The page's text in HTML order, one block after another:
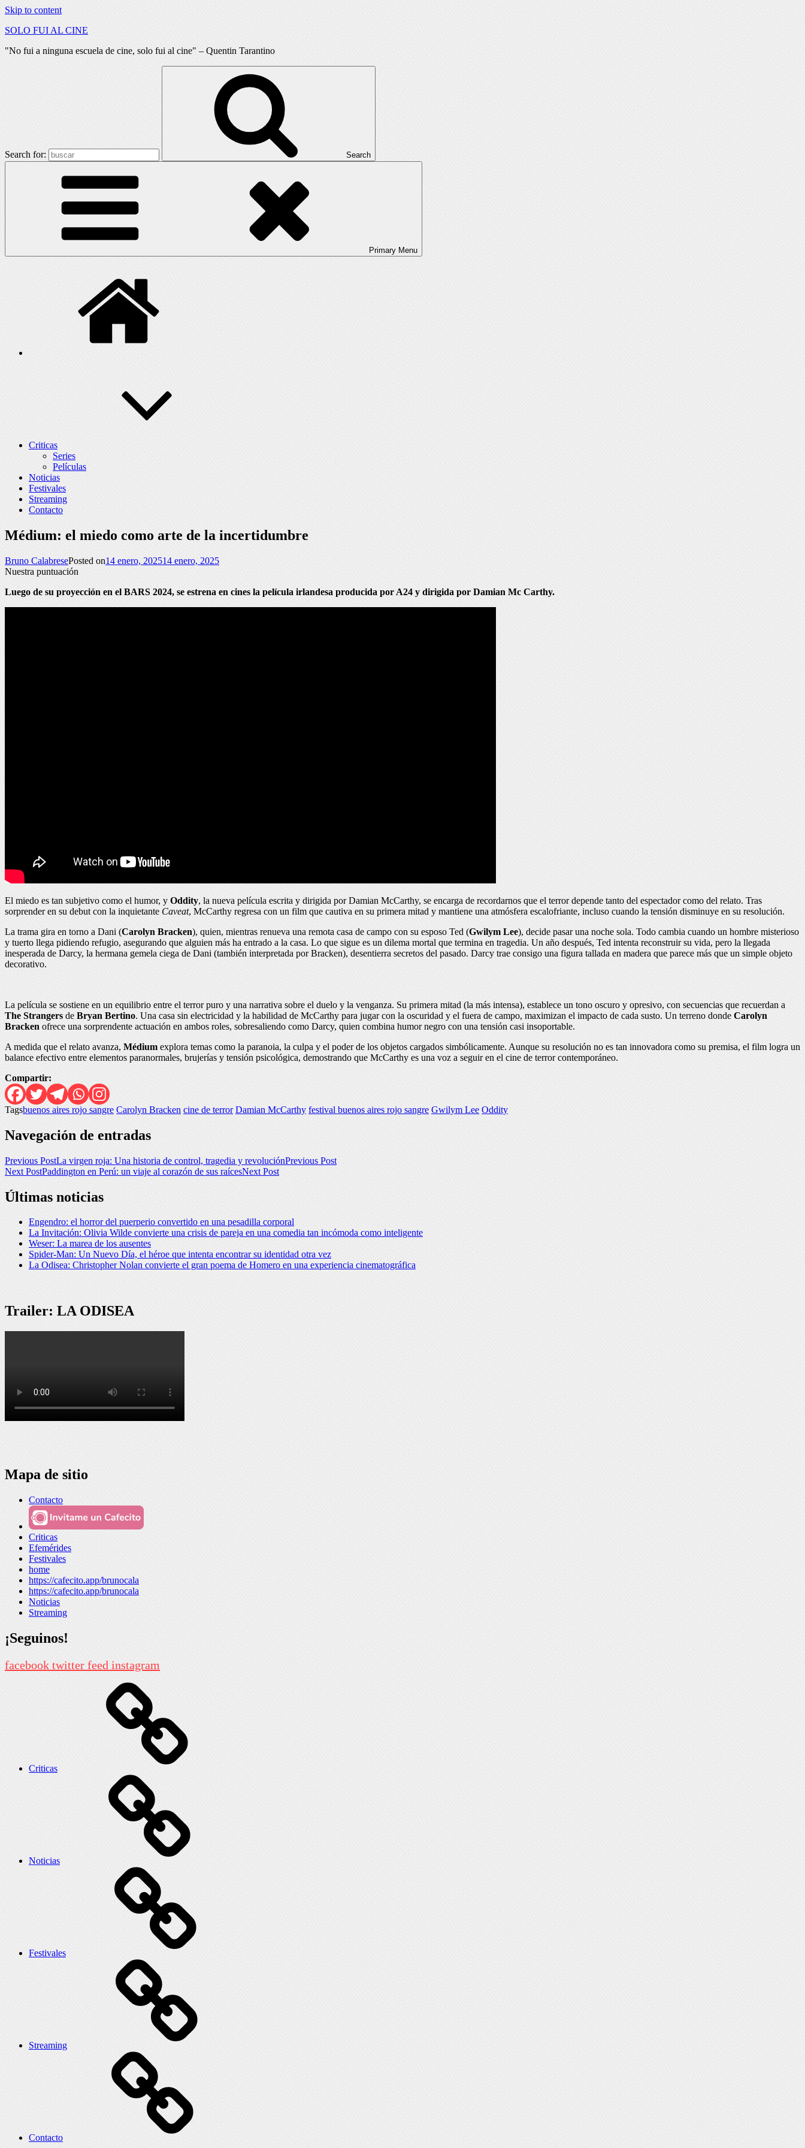
Skip to content
SOLO FUI AL CINE
"No fui a ninguna escuela de cine, solo fui al cine" – Quentin Tarantino
Search for: Search
Primary Menu
Criticas
Series
Películas
Noticias
Festivales
Streaming
Contacto
Médium: el miedo como arte de la incertidumbre
Bruno CalabresePosted on14 enero, 202514 enero, 2025
Nuestra puntuación
Luego de su proyección en el BARS 2024, se estrena en cines la película irlandesa producida por A24 y dirigida por Damian Mc Carthy.
El miedo es tan subjetivo como el humor, y Oddity, la nueva película escrita y dirigida por Damian McCarthy, se encarga de recordarnos que el terror depende tanto del espectador como del relato. Tras
sorprender en su debut con la inquietante Caveat, McCarthy regresa con un film que cautiva en su primera mitad y mantiene una atmósfera escalofriante, incluso cuando la tensión disminuye en su resolución.
La trama gira en torno a Dani (Carolyn Bracken), quien, mientras renueva una remota casa de campo con su esposo Ted (Gwilym Lee), decide pasar una noche sola. Todo cambia cuando un hombre misterioso
y tuerto llega pidiendo refugio, asegurando que alguien más ha entrado a la casa. Lo que sigue es un dilema mortal que termina en tragedia. Un año después, Ted intenta reconstruir su vida, pero la llegada
inesperada de Darcy, la hermana gemela ciega de Dani (también interpretada por Bracken), desentierra secretos del pasado. Darcy trae consigo una figura tallada en madera que parece más que un simple objeto
decorativo.
La película se sostiene en un equilibrio entre el terror puro y una narrativa sobre el duelo y la venganza. Su primera mitad (la más intensa), establece un tono oscuro y opresivo, con secuencias que recuerdan a
The Strangers de Bryan Bertino. Una casa sin electricidad y la habilidad de McCarthy para jugar con la oscuridad y el fuera de campo, maximizan el impacto de cada susto. Un terreno donde Carolyn
Bracken ofrece una sorprendente actuación en ambos roles, sobresaliendo como Darcy, quien combina humor negro con una tensión casi insoportable.
A medida que el relato avanza, Médium explora temas como la paranoia, la culpa y el poder de los objetos cargados simbólicamente. Aunque su resolución no es tan innovadora como su premisa, el film logra un
balance efectivo entre elementos paranormales, brujerías y tensión psicológica, demostrando que McCarthy es una voz a seguir en el cine de terror contemporáneo.
Compartir:
Tagsbuenos aires rojo sangre Carolyn Bracken cine de terror Damian McCarthy festival buenos aires rojo sangre Gwilym Lee Oddity
Navegación de entradas
Previous PostLa virgen roja: Una historia de control, tragedia y revoluciónPrevious Post
Next PostPaddington en Perú: un viaje al corazón de sus raícesNext Post
Últimas noticias
Engendro: el horror del puerperio convertido en una pesadilla corporal
La Invitación: Olivia Wilde convierte una crisis de pareja en una comedia tan incómoda como inteligente
Weser: La marea de los ausentes
Spider-Man: Un Nuevo Día, el héroe que intenta encontrar su identidad otra vez
La Odisea: Christopher Nolan convierte el gran poema de Homero en una experiencia cinematográfica
Trailer: LA ODISEA
Mapa de sitio
Contacto
Criticas
Efemérides
Festivales
home
https://cafecito.app/brunocala
https://cafecito.app/brunocala
Noticias
Streaming
¡Seguinos!
facebook twitter feed instagram
Criticas
Noticias
Festivales
Streaming
Contacto